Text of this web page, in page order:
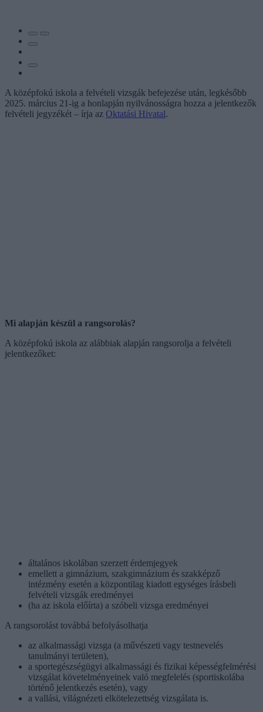
A középfokú iskola a felvételi vizsgák befejezése után, legkésőbb
2025. március 21-ig a honlapján nyilvánosságra hozza a jelentkezők
felvételi jegyzékét – írja az Oktatási Hivatal.
Mi alapján készül a rangsorolás?
A középfokú iskola az alábbiak alapján rangsorolja a felvételi
jelentkezőket:
általános iskolában szerzett érdemjegyek
emellett a gimnázium, szakgimnázium és szakképző
intézmény esetén a központilag kiadott egységes írásbeli
felvételi vizsgák eredményei
(ha az iskola előírta) a szóbeli vizsga eredményei
A rangsorolást továbbá befolyásolhatja
az alkalmassági vizsga (a művészeti vagy testnevelés
tanulmányi területen),
a sportegészségügyi alkalmassági és fizikai képességfelmérési
vizsgálat követelményeinek való megfelelés (sportiskolába
történő jelentkezés esetén), vagy
a vallási, világnézeti elkötelezettség vizsgálata is.